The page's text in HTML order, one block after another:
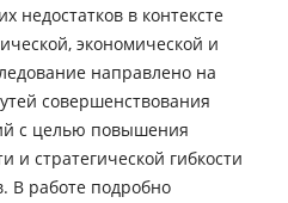
недостатков в контексте
экономической и
направлено на
совершенствования
с целью повышения
и стратегической гибкости
В работе подробно